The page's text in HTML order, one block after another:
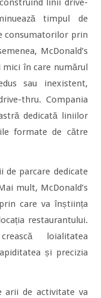
linii drive-
timpul de
consumatorilor prin
McDonald’s
în care numărul
sau inexistent,
thru. Compania
dedicată liniilor
formate de către
de parcare dedicate
mult, McDonald’s
care va înștiința
restaurantului.
loialitatea
și precizia
arii de activitate va